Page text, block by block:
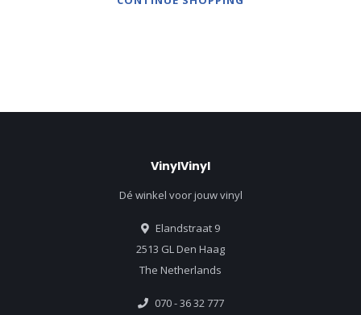
VinylVinyl
Dé winkel voor jouw vinyl
Elandstraat 9
2513 GL Den Haag
The Netherlands
070 - 36 32 777